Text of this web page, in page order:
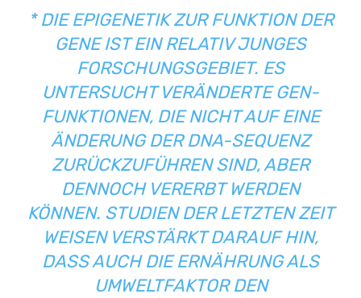
* DIE EPIGENETIK ZUR FUNKTION DER
GENE IST EIN RELATIV JUNGES
FORSCHUNGSGEBIET. ES
UNTERSUCHT VERÄNDERTE GEN-
FUNKTIONEN, DIE NICHT AUF EINE
ÄNDERUNG DER DNA-SEQUENZ
ZURÜCKZUFÜHREN SIND, ABER
DENNOCH VERERBT WERDEN
KÖNNEN. STUDIEN DER LETZTEN ZEIT
WEISEN VERSTÄRKT DARAUF HIN,
DASS AUCH DIE ERNÄHRUNG ALS
UMWELTFAKTOR DEN